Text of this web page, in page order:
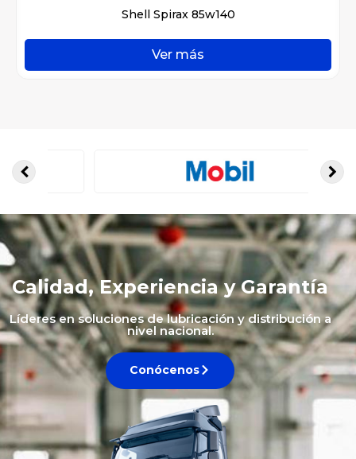
Shell Spirax 85w140
Ver más
Calidad, Experiencia y Garantía
Líderes en soluciones de lubricación y distribución a
nivel nacional.
Conócenos